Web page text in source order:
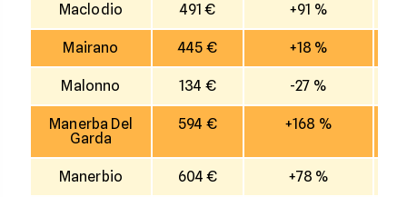
Maclodio 491 € +91 %
Mairano 445 € +18 %
Malonno 134 € -27 %
Manerba Del
Garda
594 € +168 %
Manerbio 604 € +78 %